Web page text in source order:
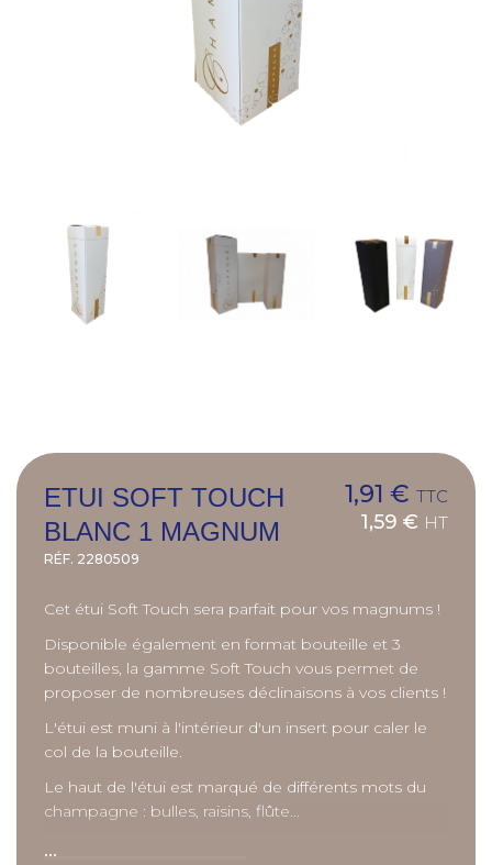
ETUI SOFT TOUCH
BLANC 1 MAGNUM
RÉF. 2280509
1,91 € TTC
1,59 € HT
Cet étui Soft Touch sera parfait pour vos magnums !
Disponible également en format bouteille et 3
bouteilles, la gamme Soft Touch vous permet de
proposer de nombreuses déclinaisons à vos clients !
L'étui est muni à l'intérieur d'un insert pour caler le
col de la bouteille.
Le haut de l'étui est marqué de différents mots du
champagne : bulles, raisins, flûte...
...